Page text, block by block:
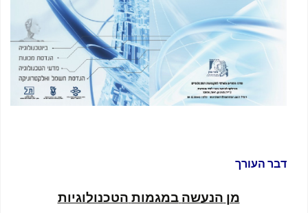
דבר העורך
מן הנעשה במגמות הטכנולוגיות